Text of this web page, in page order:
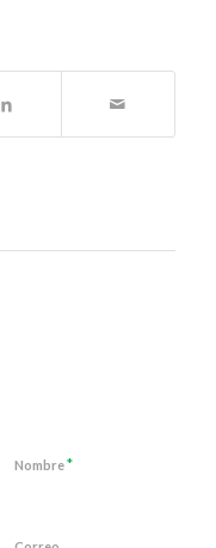
Nombre*